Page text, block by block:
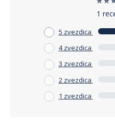
1
5 zvezdica
4 zvezdica
3 zvezdica
2 zvezdica
1 zvezdica